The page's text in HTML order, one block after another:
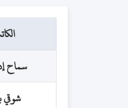
سماح
شوقي